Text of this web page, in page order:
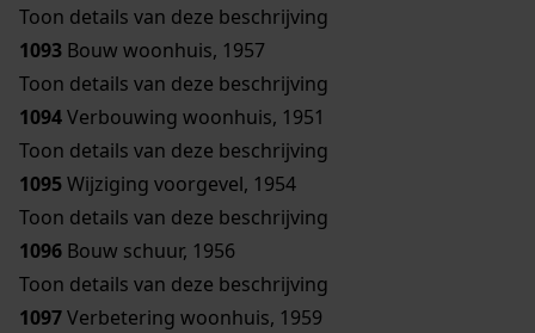
Toon details van deze beschrijving
1093 Bouw woonhuis, 1957
Toon details van deze beschrijving
1094Verbouwing woonhuis, 1951
Toon details van deze beschrijving
1095Wijziging voorgevel, 1954
Toon details van deze beschrijving
1096 Bouw schuur, 1956
Toon details van deze beschrijving
1097Verbetering woonhuis, 1959